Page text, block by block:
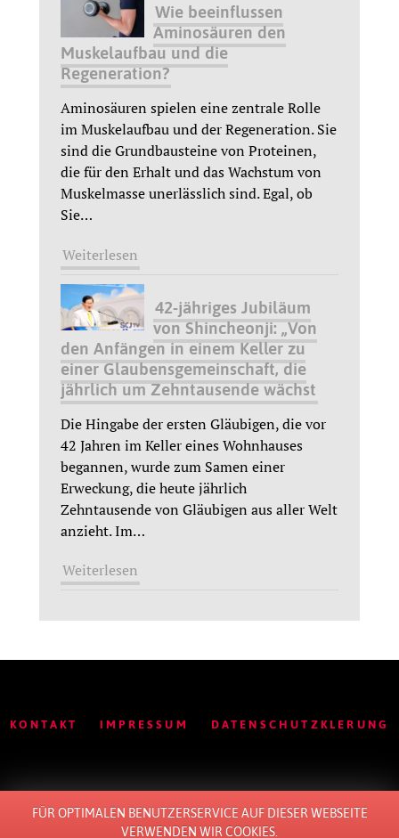
Wie beeinflussen
Aminosäuren den
Muskelaufbau und die
Regeneration?
Aminosäuren spielen eine zentrale Rolle
im Muskelaufbau und der Regeneration. Sie
sind die Grundbausteine von Proteinen,
die für den Erhalt und das Wachstum von
Muskelmasse unerlässlich sind. Egal, ob
Sie…
Weiterlesen
42-jähriges Jubiläum
von Shincheonji: „Von
den Anfängen in einem Keller zu
einer Glaubensgemeinschaft, die
jährlich um Zehntausende wächst
Die Hingabe der ersten Gläubigen, die vor
42 Jahren im Keller eines Wohnhauses
begannen, wurde zum Samen einer
Erweckung, die heute jährlich
Zehntausende von Gläubigen aus aller Welt
anzieht. Im…
Weiterlesen
KONTAKT IMPRESSUM DATENSCHUTZKLERUNG
© 2011 - 2026 ALL RIGHTS RESERVED. BY
FÜR OPTIMALEN BENUTZERSERVICE AUF DIESER WEBSEITE
VERWENDEN WIR COOKIES.